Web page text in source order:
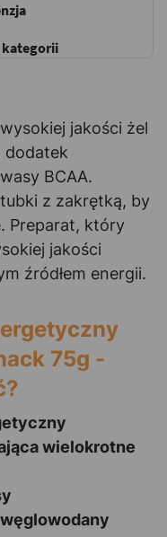
kategorii
jakości żel
dodatek
BCAA.
z zakrętką, by
Preparat, który
jakości
źródłem energii.
75g -
wielokrotne